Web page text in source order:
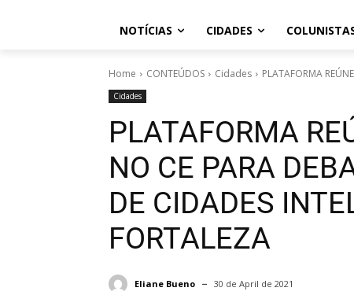
NOTÍCIAS CIDADES
Home CONTEÚDOS Cidades PLATAFORMA
Cidades
PLATAFORMA
NO CE PARA
DE CIDADES
FORTALEZA
Eliane Bueno 30 de April de 2021